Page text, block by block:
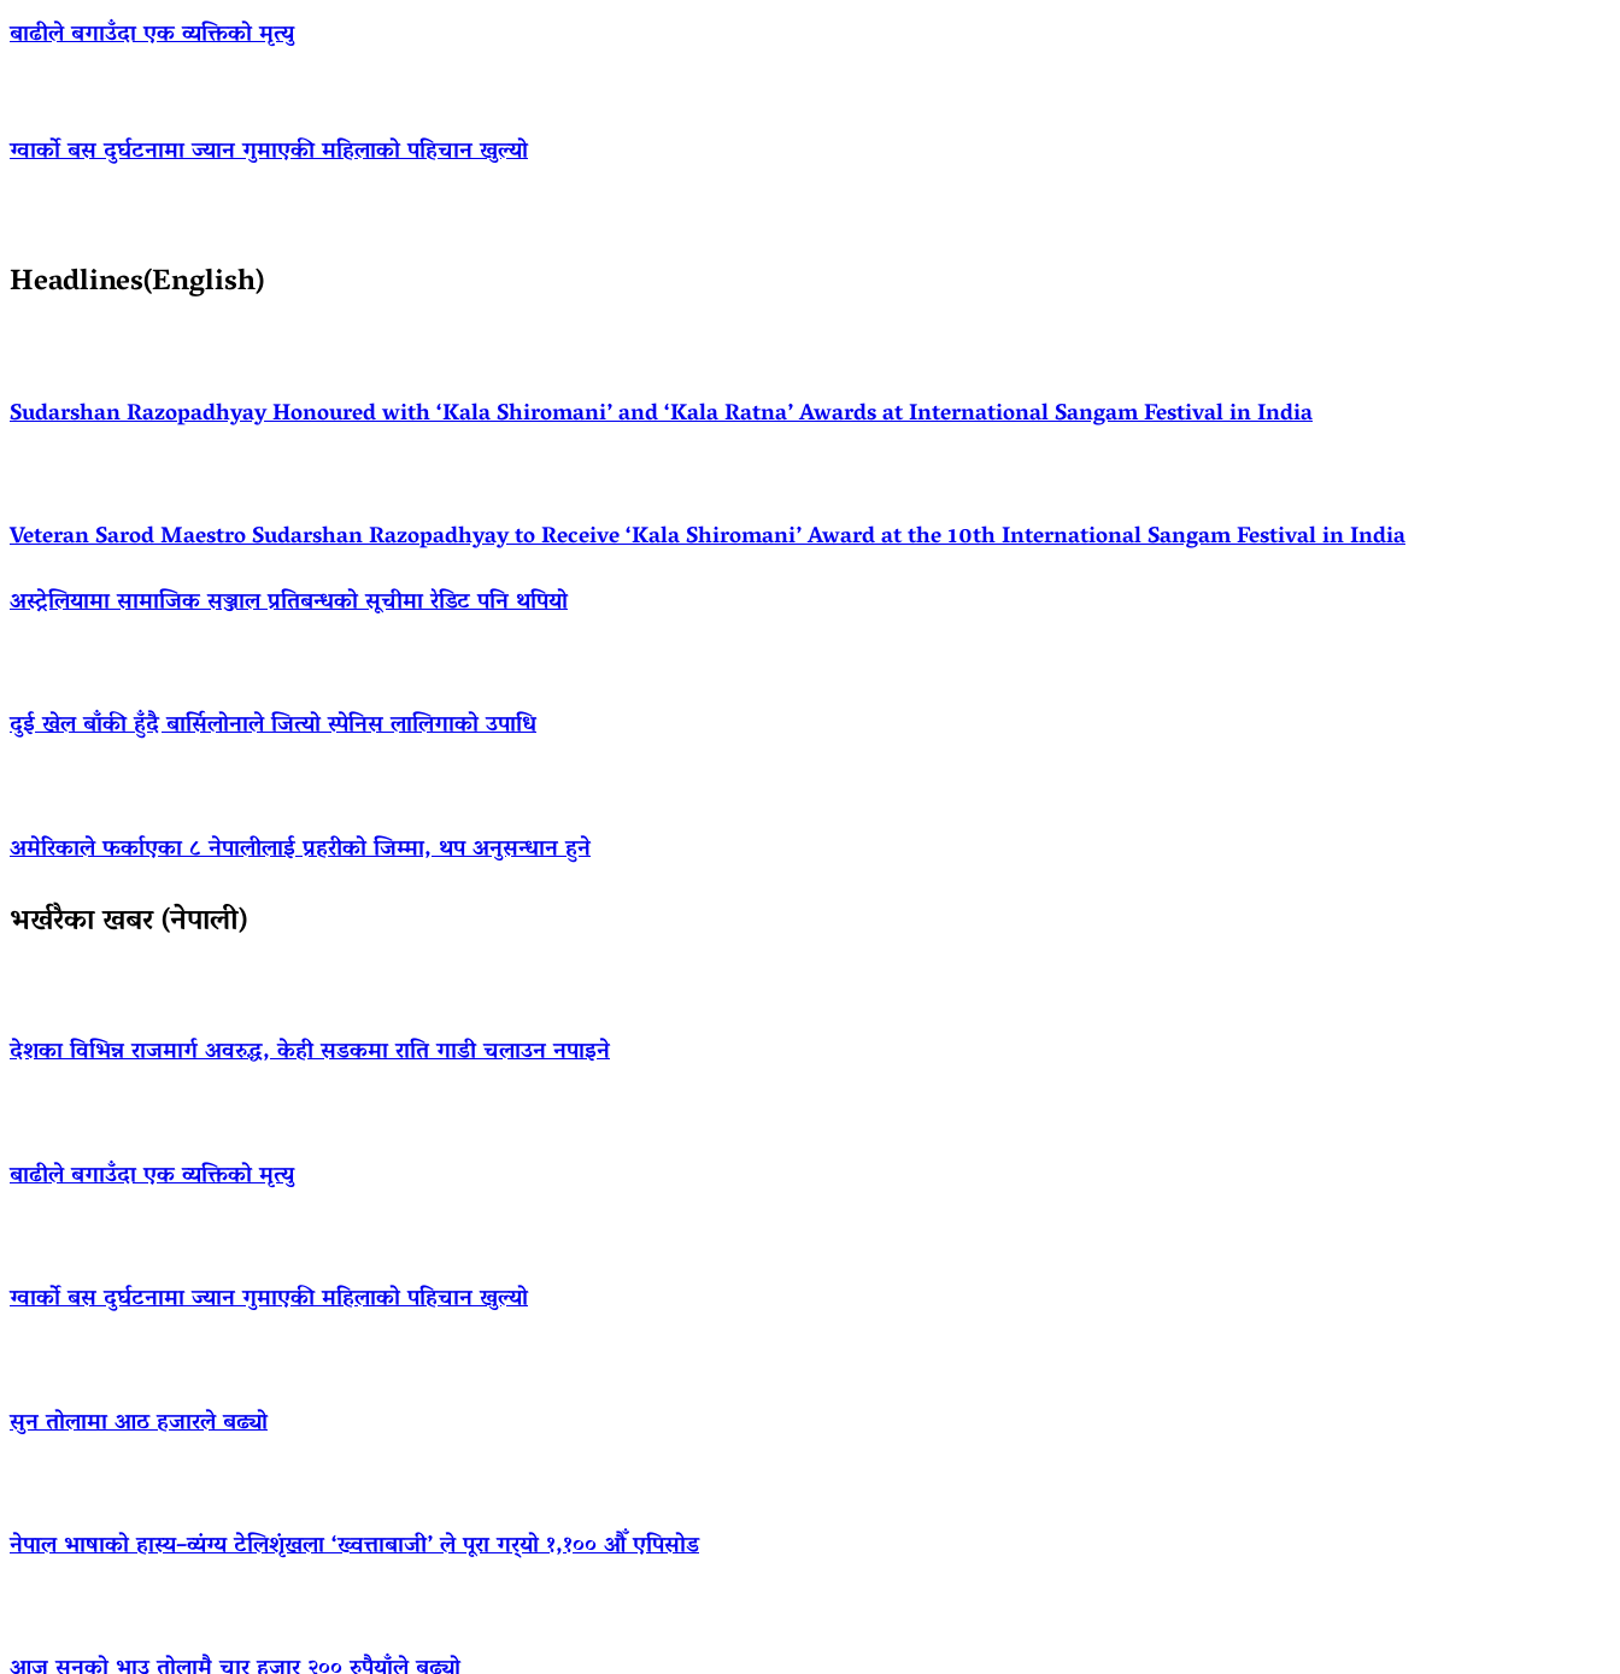
बाढीले बगाउँदा एक व्यक्तिको मृत्यु
ग्वार्को बस दुर्घटनामा ज्यान गुमाएकी महिलाको पहिचान खुल्यो
Headlines(English)
Sudarshan Razopadhyay Honoured with ‘Kala Shiromani’ and ‘Kala Ratna’ Awards at International Sangam Festival in India
Veteran Sarod Maestro Sudarshan Razopadhyay to Receive ‘Kala Shiromani’ Award at the 10th International Sangam Festival in India
अस्ट्रेलियामा सामाजिक सञ्जाल प्रतिबन्धको सूचीमा रेडिट पनि थपियो
दुई खेल बाँकी हुँदै बार्सिलोनाले जित्यो स्पेनिस लालिगाको उपाधि
अमेरिकाले फर्काएका ८ नेपालीलाई प्रहरीको जिम्मा, थप अनुसन्धान हुने
भर्खरैका खबर (नेपाली)
देशका विभिन्न राजमार्ग अवरुद्ध, केही सडकमा राति गाडी चलाउन नपाइने
बाढीले बगाउँदा एक व्यक्तिको मृत्यु
ग्वार्को बस दुर्घटनामा ज्यान गुमाएकी महिलाको पहिचान खुल्यो
सुन तोलामा आठ हजारले बढ्यो
नेपाल भाषाको हास्य–व्यंग्य टेलिशृंखला ‘ख्वत्ताबाजी’ ले पूरा गर्‍यो १,१०० औँ एपिसोड